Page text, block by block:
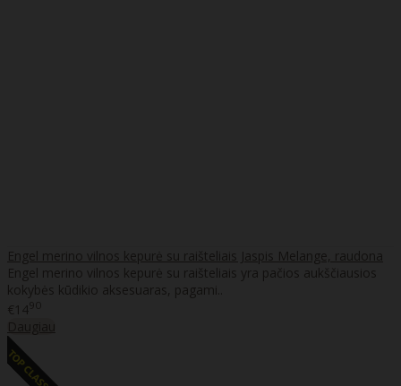
Engel merino vilnos kepurė su raišteliais Jaspis Melange, raudona
Engel merino vilnos kepurė su raišteliais yra pačios aukščiausios
kokybės kūdikio aksesuaras, pagami..
€1490
Daugiau